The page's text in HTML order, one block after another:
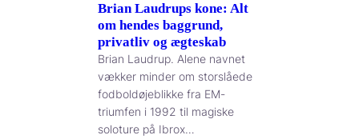
Brian Laudrups kone: Alt
om hendes baggrund,
privatliv og ægteskab
Brian Laudrup. Alene navnet
vækker minder om storslåede
fodboldøjeblikke fra EM-
triumfen i 1992 til magiske
soloture på Ibrox…